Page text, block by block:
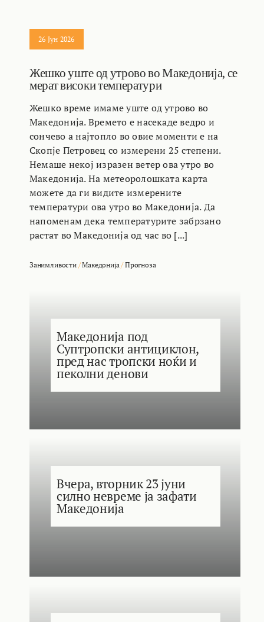
26 Јун 2026
Жешко уште од утрово во Македонија, се
мерат високи температури
Жешко време имаме уште од утрово во
Македонија. Времето е насекаде ведро и
сончево а најтопло во овие моменти е на
Скопје Петровец со измерени 25 степени.
Немаше некој изразен ветер ова утро во
Македонија. На метеоролошката карта
можете да ги видите измерените
температури ова утро во Македонија. Да
напоменам дека температурите забрзано
растат во Македонија од час во [...]
Занимливости/Македонија/Прогноза
Македонија под
Суптропски антициклон,
пред нас тропски ноќи и
пеколни денови
Вчера, вторник 23 јуни
силно невреме ја зафати
Македонија